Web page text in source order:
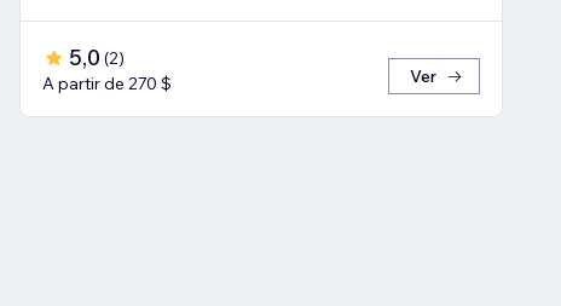
5,0 (2)
A partir de 270 $
Ver